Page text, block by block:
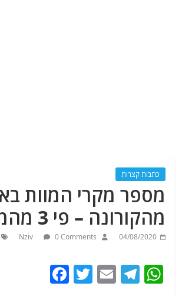
כתבות קצרות
מספר מקרי המוות
מהקורונה – פי 3 מהמדווח
04/08/2020
Nziv 0 Comments
W
T
E
T